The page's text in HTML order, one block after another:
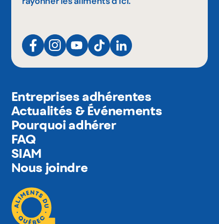
Entreprises adhérentes
Actualités & Événements
Pourquoi adhérer
FAQ
SIAM
Nous joindre